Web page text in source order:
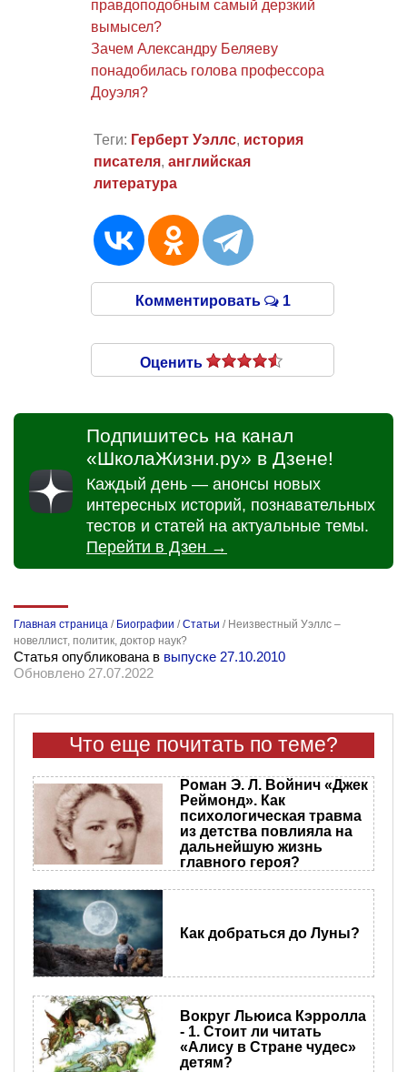
правдоподобным самый дерзкий
вымысел?
Зачем Александру Беляеву
понадобилась голова профессора
Доуэля?
Теги: Герберт Уэллс, история
писателя, английская
литература
Комментировать 1
Оценить
Подпишитесь на канал
«ШколаЖизни.ру» в Дзене!
Каждый день — анонсы новых
интересных историй, познавательных
тестов и статей на актуальные темы.
Перейти в Дзен →
Главная страница / Биографии /Статьи / Неизвестный Уэллс –
новеллист, политик, доктор наук?
Статья опубликована в выпуске 27.10.2010
Обновлено 27.07.2022
Что еще почитать по теме?
Роман Э. Л. Войнич «Джек
Реймонд». Как
психологическая травма
из детства повлияла на
дальнейшую жизнь
главного героя?
Как добраться до Луны?
Вокруг Льюиса Кэрролла
- 1. Стоит ли читать
«Алису в Стране чудес»
детям?